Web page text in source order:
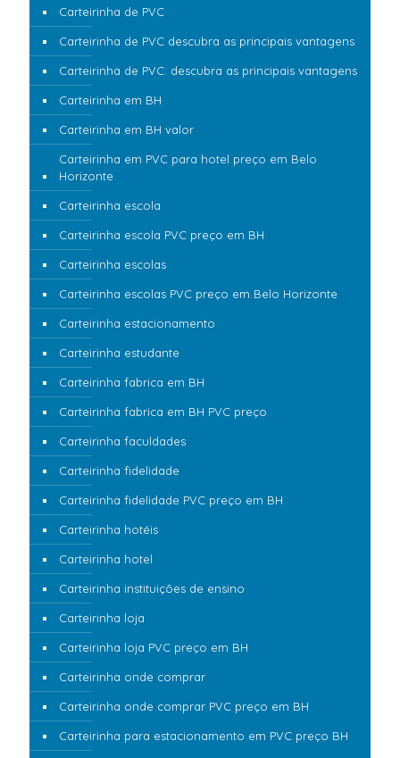
Carteirinha de PVC
Carteirinha de PVC descubra as principais vantagens
Carteirinha de PVC: descubra as principais vantagens
Carteirinha em BH
Carteirinha em BH valor
Carteirinha em PVC para hotel preço em Belo
Horizonte
Carteirinha escola
Carteirinha escola PVC preço em BH
Carteirinha escolas
Carteirinha escolas PVC preço em Belo Horizonte
Carteirinha estacionamento
Carteirinha estudante
Carteirinha fabrica em BH
Carteirinha fabrica em BH PVC preço
Carteirinha faculdades
Carteirinha fidelidade
Carteirinha fidelidade PVC preço em BH
Carteirinha hotéis
Carteirinha hotel
Carteirinha instituições de ensino
Carteirinha loja
Carteirinha loja PVC preço em BH
Carteirinha onde comprar
Carteirinha onde comprar PVC preço em BH
Carteirinha para estacionamento em PVC preço BH